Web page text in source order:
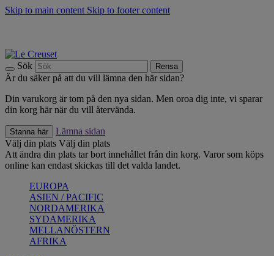
Skip to main content Skip to footer content
Sök Rensa
Är du säker på att du vill lämna den här sidan?
Din varukorg är tom på den nya sidan. Men oroa dig inte, vi sparar
din korg här när du vill återvända.
Stanna här
Lämna sidan
Välj din plats Välj din plats
Att ändra din plats tar bort innehållet från din korg. Varor som köps
online kan endast skickas till det valda landet.
EUROPA
ASIEN / PACIFIC
NORDAMERIKA
SYDAMERIKA
MELLANÖSTERN
AFRIKA